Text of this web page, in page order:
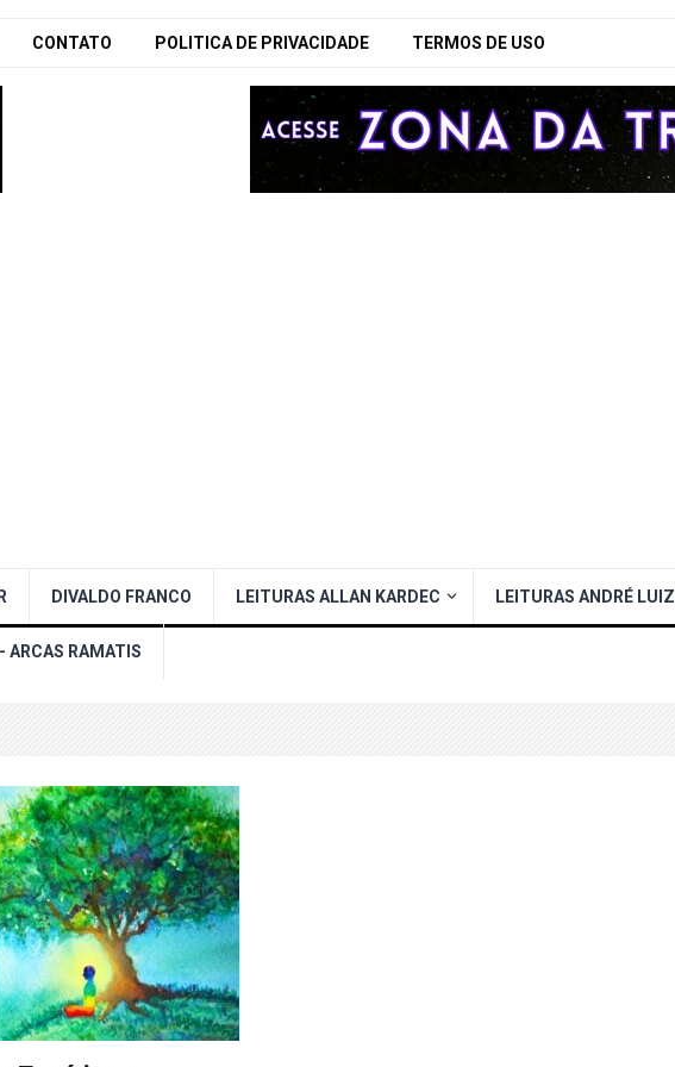
CONTATO POLITICA DE PRIVACIDADE TERMOS DE USO
DIVALDO FRANCO LEITURAS ALLAN KARDEC LEITURAS ANDRÉ LUIZ
ARCAS RAMATIS